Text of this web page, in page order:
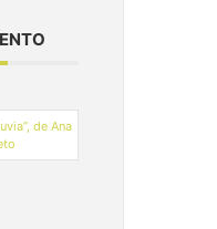
de Ana